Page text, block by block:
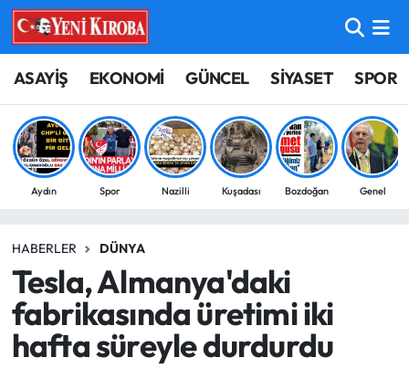
ASAYİŞ EKONOMİ GÜNCEL SİYASET SPOR
Aydın Spor Nazilli Kuşadası Bozdoğan Genel
HABERLER DÜNYA
Tesla, Almanya'daki
fabrikasında üretimi iki
hafta süreyle durdurdu
ASAYİŞ
BİLİM-TEKNOLOJİ
ÇEVRE
EĞİTİM
EKONOMİ
GÜNCEL
Aydın Nöbetçi Eczaneler
Aydın Hava Durumu
Aydin Namaz Vakitleri
Süper Lig Puan Durumu ve Fikstür
Tüm Manşetler
Son Dakika Haberleri